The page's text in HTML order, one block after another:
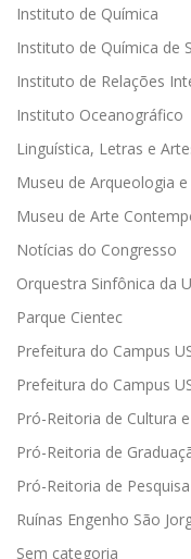
Instituto de Química
Instituto de Química de
Instituto de Relações
Instituto Oceanográfico
Linguística, Letras e
Museu de Arqueologia
Museu de Arte
Notícias do Congresso
Orquestra Sinfônica da
Parque Cientec
Prefeitura do Campus
Prefeitura do Campus
Pró-Reitoria de Cultura
Pró-Reitoria de
Pró-Reitoria de Pesquisa
Ruínas Engenho São
Sem categoria